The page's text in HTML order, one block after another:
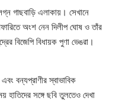
গাছবাড়ি এলাকায়। সেখানে
অংশ নেন দিলীপ ঘোষ ও তাঁর
বিজেপি বিধায়ক পুণা ভেঙরা।
বন্যপ্রাণীর স্বাভাবিক
সঙ্গে ছবি তুলতেও দেখা